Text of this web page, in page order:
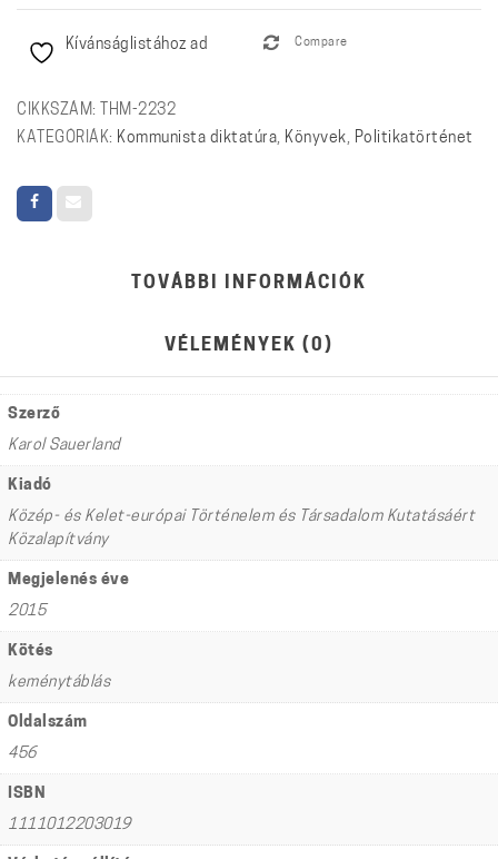
naplója
mennyiség
Kívánságlistához ad Compare
CIKKSZÁM:
THM-2232
KATEGÓRIÁK: Kommunista diktatúra, Könyvek, Politikatörténet
TOVÁBBI INFORMÁCIÓK
VÉLEMÉNYEK (0)
Szerző
Karol Sauerland
Kiadó
Közép- és Kelet-európai Történelem és Társadalom Kutatásáért
Közalapítvány
Megjelenés éve
2015
Kötés
keménytáblás
Oldalszám
456
ISBN
1111012203019